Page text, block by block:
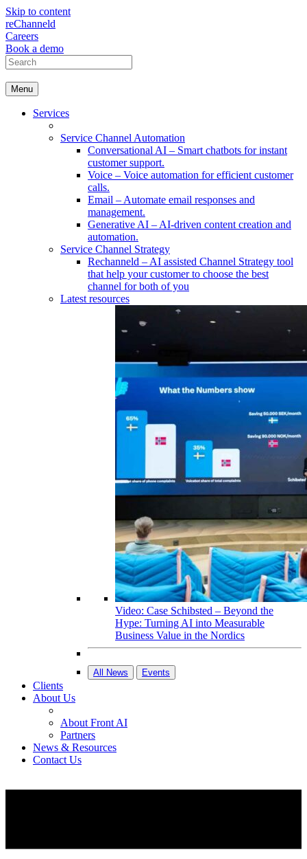
Skip to content
reChanneld
Careers
Book a demo
Menu
Services
Service Channel Automation
Conversational AI – Smart chatbots for instant
customer support.
Voice – Voice automation for efficient customer
calls.
Email – Automate email responses and
management.
Generative AI – AI-driven content creation and
automation.
Service Channel Strategy
Rechanneld – AI assisted Channel Strategy tool
that help your customer to choose the best
channel for both of you
Latest resources
Video: Case Schibsted – Beyond the
Hype: Turning AI into Measurable
Business Value in the Nordics
All News Events
Clients
About Us
About Front AI
Partners
News & Resources
Contact Us